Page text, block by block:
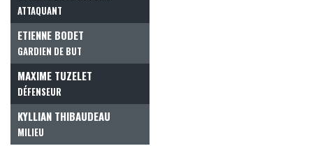
ATTAQUANT
ETIENNE BODET
GARDIEN DE BUT
MAXIME TUZELET
DÉFENSEUR
KYLLIAN THIBAUDEAU
MILIEU